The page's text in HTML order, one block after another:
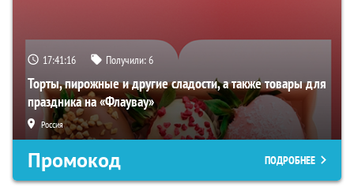
17:41:15 Получили:6
Торты, пирожные и другие сладости, а также товары для
праздника на «Флаувау»
Россия
Промокод ПОДРОБНЕЕ